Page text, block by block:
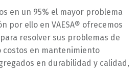
en un 95% el mayor problema
por ello en VAESA® ofrecemos
resolver sus problemas de
en mantenimiento
en durabilidad y calidad,